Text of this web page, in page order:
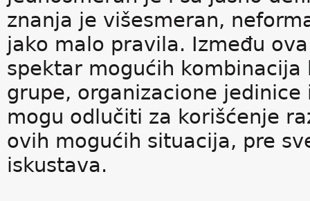
znanja je višesmeran,
jako malo pravila. Između
spektar mogućih
grupe, organizacione
mogu odlučiti za korišćenje
ovih mogućih situacija, pre
iskustava.